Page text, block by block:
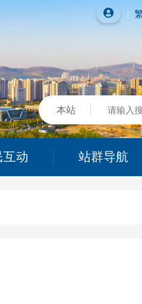
互动 站群导航